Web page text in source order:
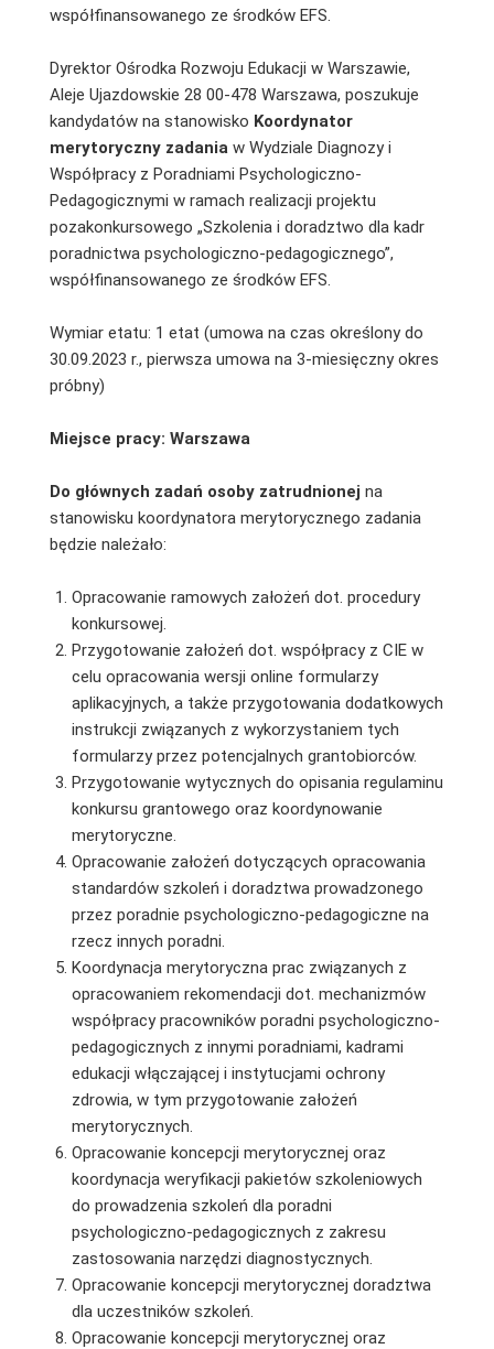
współfinansowanego ze środków EFS.
Dyrektor Ośrodka Rozwoju Edukacji w Warszawie,
Aleje Ujazdowskie 28 00-478 Warszawa, poszukuje
kandydatów na stanowisko Koordynator
merytoryczny zadania w Wydziale Diagnozy i
Współpracy z Poradniami Psychologiczno-
Pedagogicznymi w ramach realizacji projektu
pozakonkursowego „Szkolenia i doradztwo dla kadr
poradnictwa psychologiczno-pedagogicznego”,
współfinansowanego ze środków EFS.
Wymiar etatu: 1 etat (umowa na czas określony do
30.09.2023 r., pierwsza umowa na 3-miesięczny okres
próbny)
Miejsce pracy: Warszawa
Do głównych zadań osoby zatrudnionej na
stanowisku koordynatora merytorycznego zadania
będzie należało:
Opracowanie ramowych założeń dot. procedury
konkursowej.
Przygotowanie założeń dot. współpracy z CIE w
celu opracowania wersji online formularzy
aplikacyjnych, a także przygotowania dodatkowych
instrukcji związanych z wykorzystaniem tych
formularzy przez potencjalnych grantobiorców.
Przygotowanie wytycznych do opisania regulaminu
konkursu grantowego oraz koordynowanie
merytoryczne.
Opracowanie założeń dotyczących opracowania
standardów szkoleń i doradztwa prowadzonego
przez poradnie psychologiczno-pedagogiczne na
rzecz innych poradni.
Koordynacja merytoryczna prac związanych z
opracowaniem rekomendacji dot. mechanizmów
współpracy pracowników poradni psychologiczno-
pedagogicznych z innymi poradniami, kadrami
edukacji włączającej i instytucjami ochrony
zdrowia, w tym przygotowanie założeń
merytorycznych.
Opracowanie koncepcji merytorycznej oraz
koordynacja weryfikacji pakietów szkoleniowych
do prowadzenia szkoleń dla poradni
psychologiczno-pedagogicznych z zakresu
zastosowania narzędzi diagnostycznych.
Opracowanie koncepcji merytorycznej doradztwa
dla uczestników szkoleń.
Opracowanie koncepcji merytorycznej oraz